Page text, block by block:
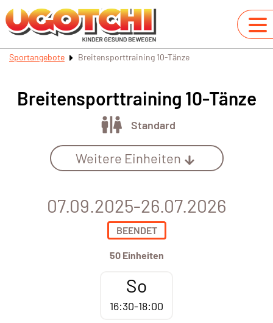
Sportangebote Breitensporttraining 10-Tänze
Breitensporttraining 10-Tänze
Standard
Weitere Einheiten
07.09.2025-26.07.2026
BEENDET
50 Einheiten
So
16:30-18:00